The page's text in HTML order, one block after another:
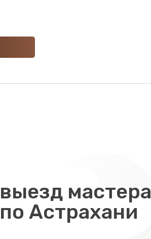
мастера
Астрахани